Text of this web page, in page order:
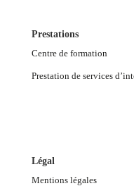
Prestations
Centre de formation
Prestation de services
Légal
Mentions légales